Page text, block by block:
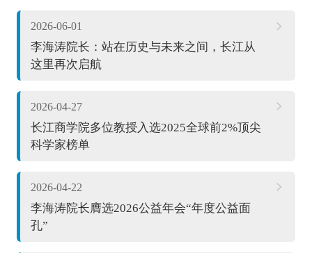
2026-06-01
李海涛院长：站在历史与未来之间，长江从
这里再次启航
2026-04-27
长江商学院多位教授入选2025全球前2%顶尖
科学家榜单
2026-04-22
李海涛院长膺选2026公益年会“年度公益面
孔”